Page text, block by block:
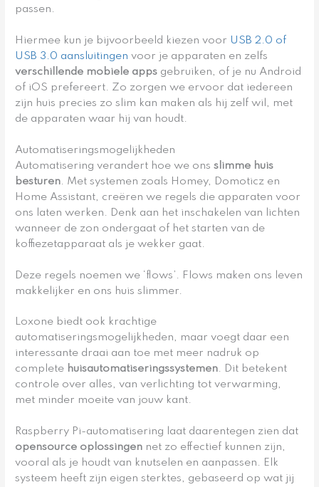
passen.
Hiermee kun je bijvoorbeeld kiezen voor USB 2.0 of
USB 3.0 aansluitingen voor je apparaten en zelfs
verschillende mobiele apps gebruiken, of je nu Android
of iOS prefereert. Zo zorgen we ervoor dat iedereen
zijn huis precies zo slim kan maken als hij zelf wil, met
de apparaten waar hij van houdt.
Automatiseringsmogelijkheden
Automatisering verandert hoe we onsslimme huis
besturen. Met systemen zoals Homey, Domoticz en
Home Assistant, creëren we regels die apparaten voor
ons laten werken. Denk aan het inschakelen van lichten
wanneer de zon ondergaat of het starten van de
koffiezetapparaat als je wekker gaat.
Deze regels noemen we ‘flows’. Flows maken ons leven
makkelijker en ons huis slimmer.
Loxone biedt ook krachtige
automatiseringsmogelijkheden, maar voegt daar een
interessante draai aan toe met meer nadruk op
complete huisautomatiseringssystemen. Dit betekent
controle over alles, van verlichting tot verwarming,
met minder moeite van jouw kant.
Raspberry Pi-automatisering laat daarentegen zien dat
opensource oplossingen net zo effectief kunnen zijn,
vooral als je houdt van knutselen en aanpassen. Elk
systeem heeft zijn eigen sterktes, gebaseerd op wat jij